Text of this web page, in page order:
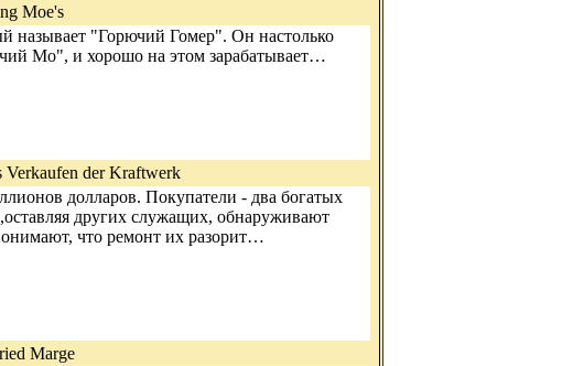
Moe's
называет "Горючий Гомер". Он настолько
Mo", и хорошо на этом зарабатывает…
Verkaufen der Kraftwerk
долларов. Покупатели - два богатых
других служащих, обнаруживают
что ремонт их разорит…
Marge